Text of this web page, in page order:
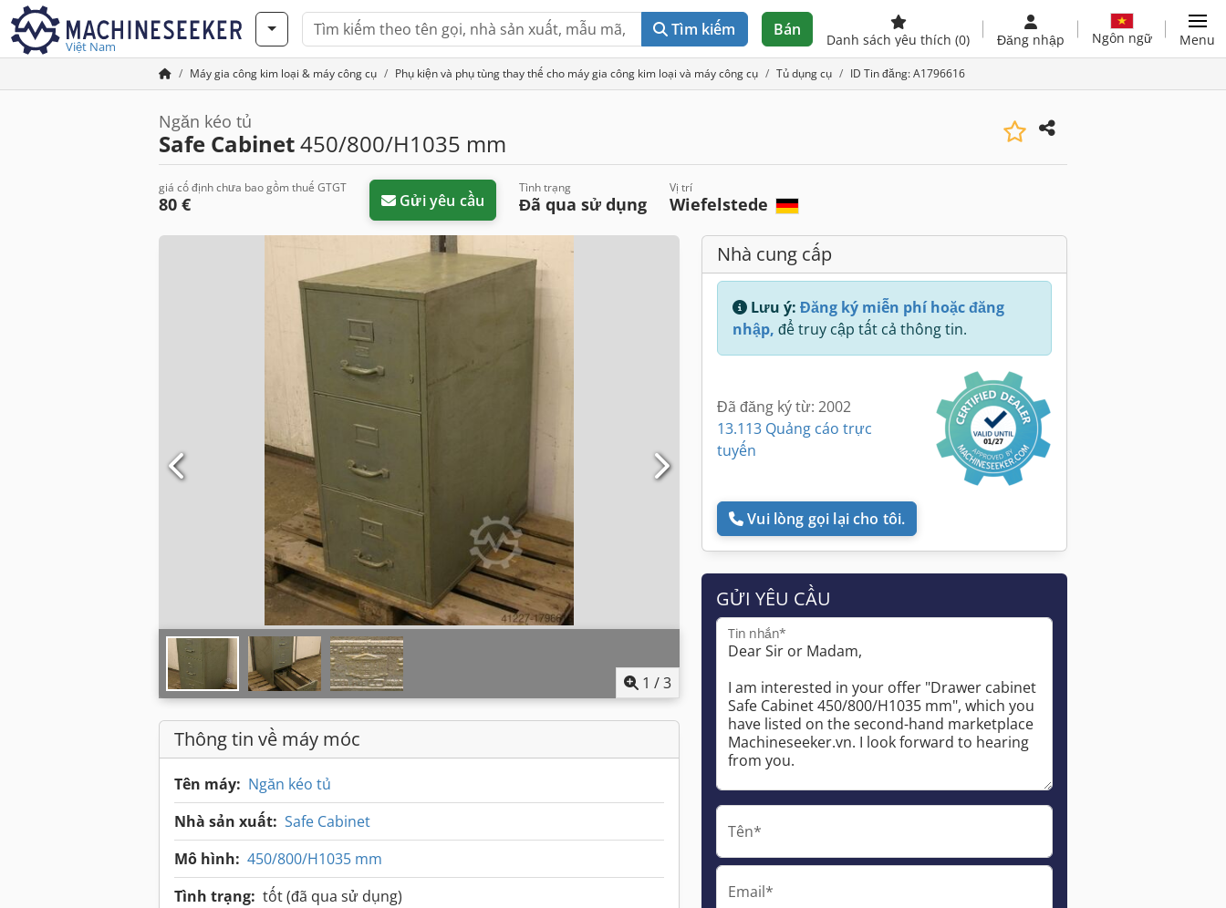
Việt Nam
Tìm kiếm Bán
Danh sách yêu thích (0) Đăng nhập Ngôn ngữ Menu
Máy gia công kim loại & máy công cụ Phụ kiện và phụ tùng thay thế cho máy gia công kim loại và máy công cụ Tủ dụng cụ ID Tin đăng: A1796616
Ngăn kéo tủ
Safe Cabinet450/800/H1035 mm
giá cố định chưa bao gồm thuế GTGT
80 € Gửi yêu cầu
Tình trạng
Đã qua sử dụng
Vị trí
Wiefelstede
1 /3
Thông tin về máy móc
Tên máy: Ngăn kéo tủ
Nhà sản xuất: Safe Cabinet
Mô hình: 450/800/H1035 mm
Tình trạng: tốt (đã qua sử dụng)
Nhà cung cấp
Lưu ý: Đăng ký miễn phí hoặc đăng
nhập, để truy cập tất cả thông tin.
Đã đăng ký từ: 2002
13.113 Quảng cáo trực
tuyến
Vui lòng gọi lại cho tôi.
GỬI YÊU CẦU
Tin nhắn*
Tên*
Email*